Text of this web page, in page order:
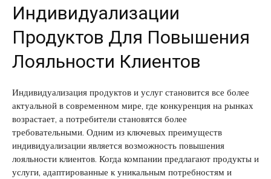
Индивидуализации
Продуктов Для Повышения
Лояльности Клиентов
Индивидуализация продуктов и услуг становится все более
актуальной в современном мире, где конкуренция на рынках
возрастает, а потребители становятся более
требовательными. Одним из ключевых преимуществ
индивидуализации является возможность повышения
лояльности клиентов. Когда компании предлагают продукты и
услуги, адаптированные к уникальным потребностям и